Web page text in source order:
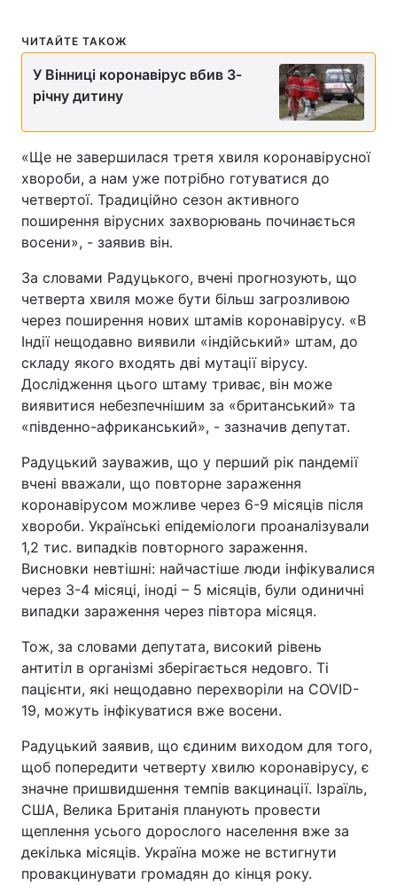
Цікавинки Погода
Інтерв'ю Думки
Архів Вакансії
Контакти
ПОСЛУГИ
Реклама на сайті Фотобанк
Моніторинг Пресцентр
ЧИТАЙТЕ ТАКОЖ
У Вінниці коронавірус вбив 3-
річну дитину
«Ще не завершилася третя хвиля коронавірусної
хвороби, а нам уже потрібно готуватися до
четвертої. Традиційно сезон активного
поширення вірусних захворювань починається
восени», - заявив він.
За словами Радуцького, вчені прогнозують, що
четверта хвиля може бути більш загрозливою
через поширення нових штамів коронавірусу. «В
Індії нещодавно виявили «індійський» штам, до
складу якого входять дві мутації вірусу.
Дослідження цього штаму триває, він може
виявитися небезпечнішим за «британський» та
«південно-африканський», - зазначив депутат.
Радуцький зауважив, що у перший рік пандемії
вчені вважали, що повторне зараження
коронавірусом можливе через 6-9 місяців після
хвороби. Українські епідеміологи проаналізували
1,2 тис. випадків повторного зараження.
Висновки невтішні: найчастіше люди інфікувалися
через 3-4 місяці, іноді – 5 місяців, були одиничні
випадки зараження через півтора місяця.
Тож, за словами депутата, високий рівень
антитіл в організмі зберігається недовго. Ті
пацієнти, які нещодавно перехворіли на COVID-
19, можуть інфікуватися вже восени.
Радуцький заявив, що єдиним виходом для того,
щоб попередити четверту хвилю коронавірусу, є
значне пришвидшення темпів вакцинації. Ізраїль,
США, Велика Британія планують провести
щеплення усього дорослого населення вже за
декілька місяців. Україна може не встигнути
провакцинувати громадян до кінця року.